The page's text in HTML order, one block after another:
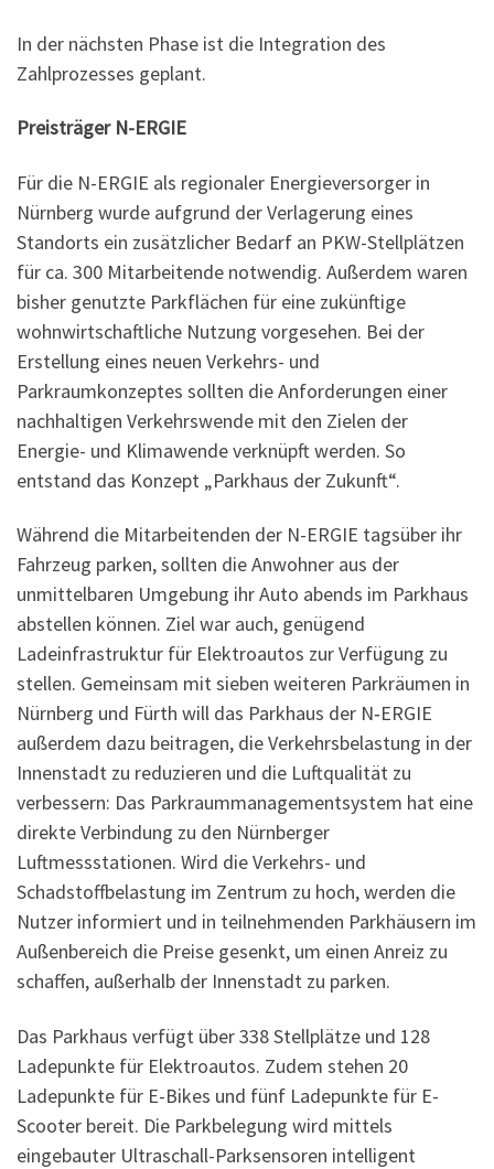
In der nächsten Phase ist die Integration des
Zahlprozesses geplant.
Preisträger N-ERGIE
Für die N-ERGIE als regionaler Energieversorger in
Nürnberg wurde aufgrund der Verlagerung eines
Standorts ein zusätzlicher Bedarf an PKW-Stellplätzen
für ca. 300 Mitarbeitende notwendig. Außerdem waren
bisher genutzte Parkflächen für eine zukünftige
wohnwirtschaftliche Nutzung vorgesehen. Bei der
Erstellung eines neuen Verkehrs- und
Parkraumkonzeptes sollten die Anforderungen einer
nachhaltigen Verkehrswende mit den Zielen der
Energie- und Klimawende verknüpft werden. So
entstand das Konzept „Parkhaus der Zukunft“.
Während die Mitarbeitenden der N-ERGIE tagsüber ihr
Fahrzeug parken, sollten die Anwohner aus der
unmittelbaren Umgebung ihr Auto abends im Parkhaus
abstellen können. Ziel war auch, genügend
Ladeinfrastruktur für Elektroautos zur Verfügung zu
stellen. Gemeinsam mit sieben weiteren Parkräumen in
Nürnberg und Fürth will das Parkhaus der N‑ERGIE
außerdem dazu beitragen, die Verkehrsbelastung in der
Innenstadt zu reduzieren und die Luftqualität zu
verbessern: Das Parkraummanagementsystem hat eine
direkte Verbindung zu den Nürnberger
Luftmessstationen. Wird die Verkehrs- und
Schadstoffbelastung im Zentrum zu hoch, werden die
Nutzer informiert und in teilnehmenden Parkhäusern im
Außenbereich die Preise gesenkt, um einen Anreiz zu
schaffen, außerhalb der Innenstadt zu parken.
Das Parkhaus verfügt über 338 Stellplätze und 128
Ladepunkte für Elektroautos. Zudem stehen 20
Ladepunkte für E-Bikes und fünf Ladepunkte für E-
Scooter bereit. Die Parkbelegung wird mittels
eingebauter Ultraschall-Parksensoren intelligent